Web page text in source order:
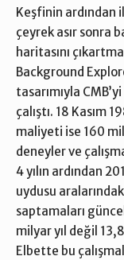
Keşfinin ardından
çeyrek asır sonra
haritasını
Background
tasarımıyla
çalıştı. 18 Kasım
maliyeti ise 160
deneyler ve
4 yılın ardından
uydusu
saptamaları
milyar yıl değil
Elbette bu